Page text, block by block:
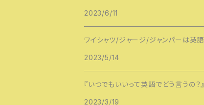
2023/6/11
ワイシャツ/ジャージ/ジャンパーは英
2023/5/14
『いつでもいいって英語でどう言うの？』
2023/3/19